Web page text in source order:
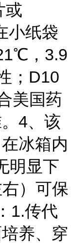
或
小纸袋
，3.9
；D10
美国药
4、该
冰箱内
明显下
）可保
1.传代
养、穿